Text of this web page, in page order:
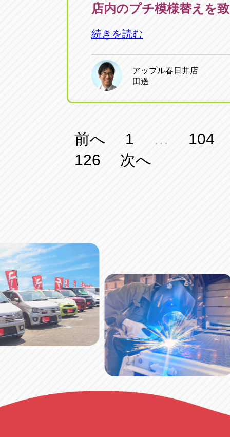
店内のプチ模様替えを
続きを読む
アップル春日井店
田邊
投
稿
ペ
ー
ジ
送
前へ 1 …
104
126
次へ